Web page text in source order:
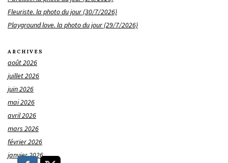
Fleuriste. la photo du jour (30/7/2026)
Playground love. la photo du jour (29/7/2026)
ARCHIVES
août 2026
juillet 2026
juin 2026
mai 2026
avril 2026
mars 2026
février 2026
janvier 2026